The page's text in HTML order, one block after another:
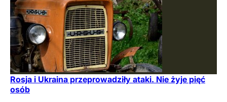
Rosja i Ukraina przeprowadziły ataki. Nie żyje pięć
osób